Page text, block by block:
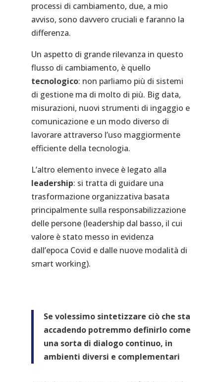
processi di cambiamento, due, a mio
avviso, sono davvero cruciali e faranno la
differenza.
Un aspetto di grande rilevanza in questo
flusso di cambiamento, è quello
tecnologico: non parliamo più di sistemi
di gestione ma di molto di più. Big data,
misurazioni, nuovi strumenti di ingaggio e
comunicazione e un modo diverso di
lavorare attraverso l’uso maggiormente
efficiente della tecnologia.
L’altro elemento invece è legato alla
leadership: si tratta di guidare una
trasformazione organizzativa basata
principalmente sulla responsabilizzazione
delle persone (leadership dal basso, il cui
valore è stato messo in evidenza
dall’epoca Covid e dalle nuove modalità di
smart working).
Se volessimo sintetizzare ciò che sta
accadendo potremmo definirlo come
una sorta di dialogo continuo, in
ambienti diversi e complementari